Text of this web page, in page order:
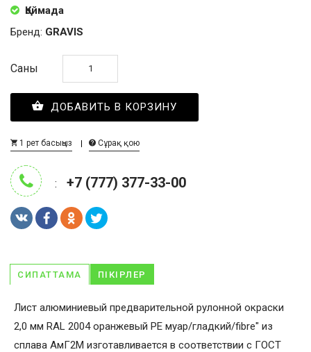
Қоймада
Бренд: GRAVIS
Саны
ДОБАВИТЬ В КОРЗИНУ
1 рет басыңыз Сұрақ қою
: +7 (777) 377-33-00
СИПАТТАМА ПІКІРЛЕР
Лист алюминиевый предварительной рулонной окраски
2,0 мм RAL 2004 оранжевый PE муар/гладкий/fibre" из
сплава АмГ2М изготавливается в соответствии с ГОСТ